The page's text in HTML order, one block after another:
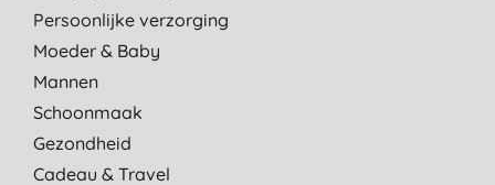
Persoonlijke verzorging
Moeder & Baby
Mannen
Schoonmaak
Gezondheid
Cadeau & Travel